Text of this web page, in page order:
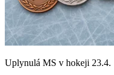
Uplynulá MS v hokeji 23.4.